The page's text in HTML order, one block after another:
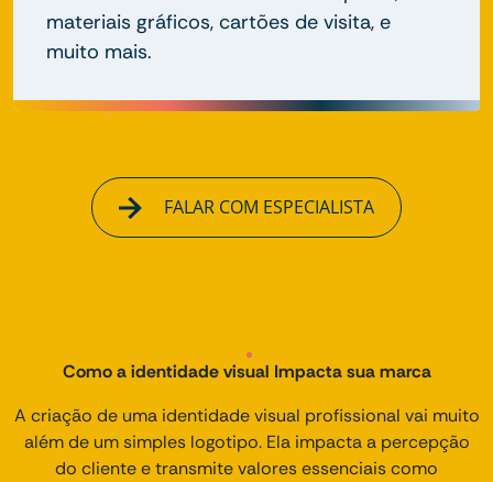
materiais gráficos, cartões de visita, e
muito mais.
FALAR COM ESPECIALISTA
Como a identidade visual Impacta sua marca
A criação de uma identidade visual profissional vai muito
além de um simples logotipo. Ela impacta a percepção
do cliente e transmite valores essenciais como